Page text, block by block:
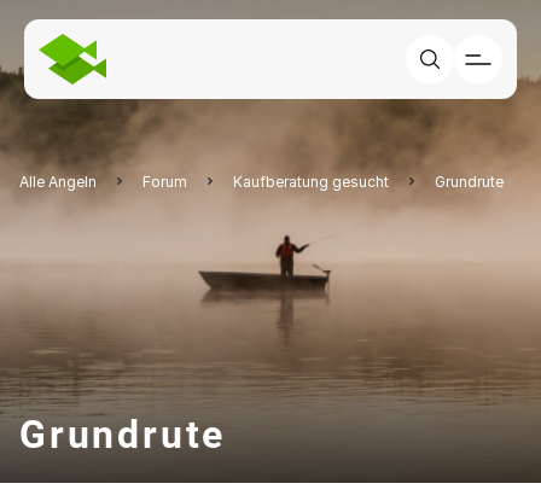
Alle Angeln Forum Kaufberatung gesucht Grundrute
Grundrute